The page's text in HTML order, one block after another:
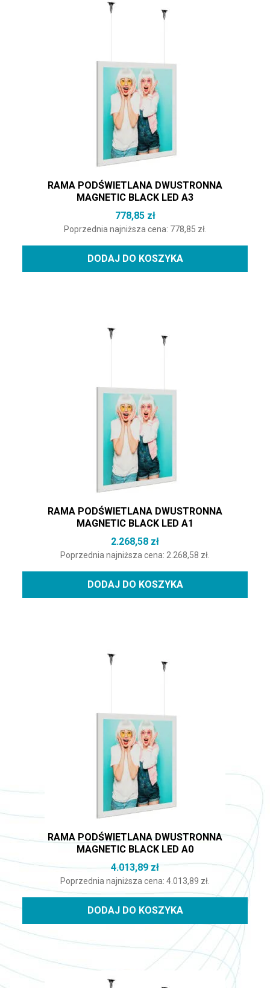
RAMA PODŚWIETLANA DWUSTRONNA
MAGNETIC BLACK LED A3
778,85 zł
Poprzednia najniższa cena: 778,85 zł.
DODAJ DO KOSZYKA
RAMA PODŚWIETLANA DWUSTRONNA
MAGNETIC BLACK LED A1
2.268,58 zł
Poprzednia najniższa cena: 2.268,58 zł
DODAJ DO KOSZYKA
RAMA PODŚWIETLANA DWUSTRONNA
MAGNETIC BLACK LED A0
4.013,89 zł
Poprzednia najniższa cena: 4.013,89 zł
DODAJ DO KOSZYKA